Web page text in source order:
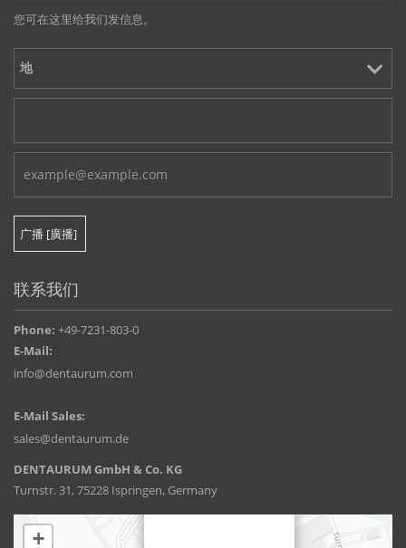
您可在这里给我们发信息。
联系我们
Phone: +49-7231-803-0
E-Mail:
info@dentaurum.com
E-Mail Sales:
sales@dentaurum.de
DENTAURUM GmbH & Co. KG
Turnstr. 31, 75228 Ispringen, Germany